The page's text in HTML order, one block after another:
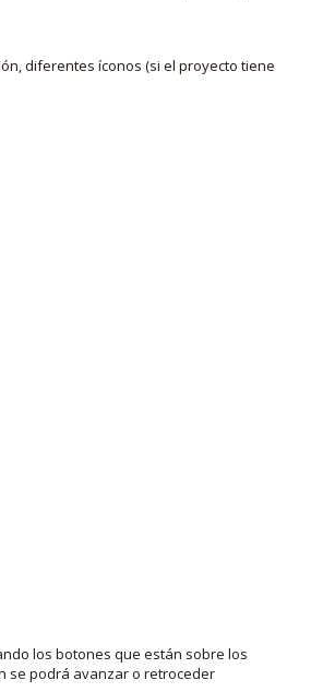
diferentes íconos (si el proyecto tiene
los botones que están sobre los
se podrá avanzar o retroceder